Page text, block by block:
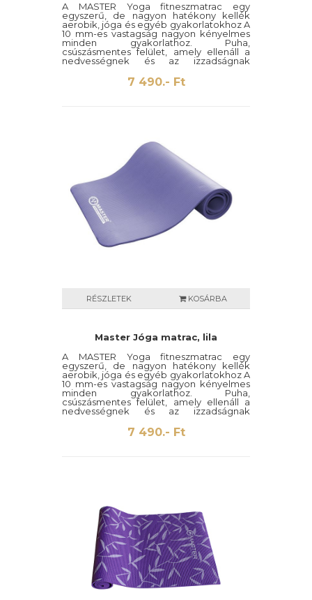
A MASTER Yoga fitneszmatrac egy
egyszerű, de nagyon hatékony kellék
aerobik, jóga és egyéb gyakorlatokhoz A
10 mm-es vastagság nagyon kényelmes
minden gyakorlathoz. Puha,
csúszásmentes felület, amely ellenáll a
nedvességnek és az izzadságnak
Alkalmas jógához és gimnasztikai
gyakorlatokhoz edzőtermekig Tökéletes
lengés- és zajcsillapító 2 pántot tartalmaz
7 490.- Ft
RÉSZLETEK KOSÁRBA
Master Jóga matrac, lila
A MASTER Yoga fitneszmatrac egy
egyszerű, de nagyon hatékony kellék
aerobik, jóga és egyéb gyakorlatokhoz A
10 mm-es vastagság nagyon kényelmes
minden gyakorlathoz. Puha,
csúszásmentes felület, amely ellenáll a
nedvességnek és az izzadságnak
Alkalmas jógához és gimnasztikai
gyakorlatokhoz edzőtermekig Tökéletes
lengés- és zajcsillapító 2 pántot tartalmaz
7 490.- Ft